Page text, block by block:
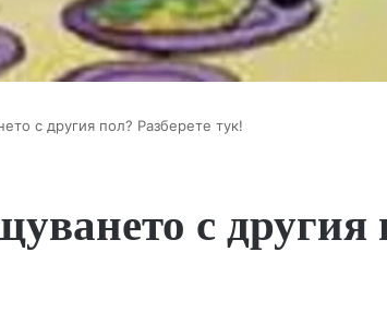
с другия пол? Разберете тук!
с другия